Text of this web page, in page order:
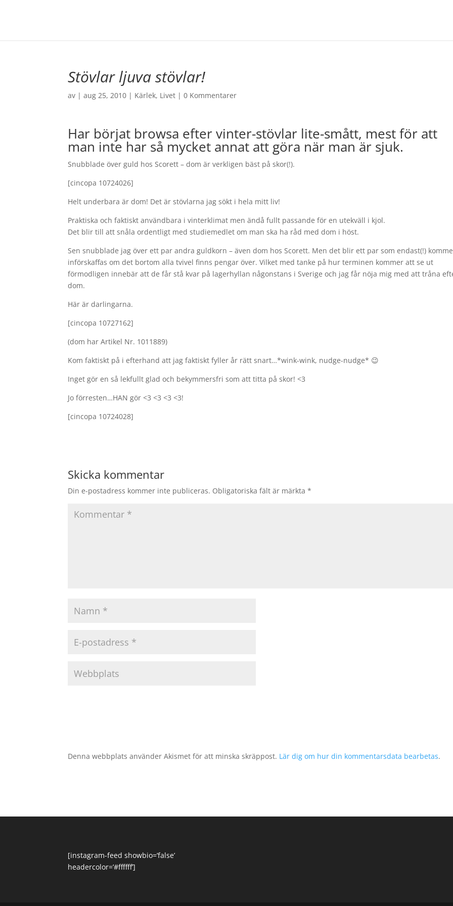
Stövlar ljuva stövlar!
av |aug 25, 2010 | Kärlek, Livet |0 Kommentarer
Har börjat browsa efter vinter-stövlar lite-smått, mest för att
man inte har så mycket annat att göra när man är sjuk.
Snubblade över guld hos Scorett – dom är verkligen bäst på skor(!).
[cincopa 10724026]
Helt underbara är dom! Det är stövlarna jag sökt i hela mitt liv!
Praktiska och faktiskt användbara i vinterklimat men ändå fullt passande för en utekväll i kjol.
Det blir till att snåla ordentligt med studiemedlet om man ska ha råd med dom i höst.
Sen snubblade jag över ett par andra guldkorn – även dom hos Scorett. Men det blir ett par som endast(!)
införskaffas om det bortom alla tvivel finns pengar över. Vilket med tanke på hur terminen kommer att se ut
förmodligen innebär att de får stå kvar på lagerhyllan någonstans i Sverige och jag får nöja mig med att tråna
dom.
Här är darlingarna.
[cincopa 10727162]
(dom har Artikel Nr. 1011889)
Kom faktiskt på i efterhand att jag faktiskt fyller år rätt snart…*wink-wink, nudge-nudge* 😉
Inget gör en så lekfullt glad och bekymmersfri som att titta på skor! <3
Jo förresten…HAN gör <3 <3 <3 <3!
[cincopa 10724028]
Skicka kommentar
Din e-postadress kommer inte publiceras. Obligatoriska fält är märkta*
Denna webbplats använder Akismet för att minska skräppost. Lär dig om hur din kommentarsdata bearbetas.
[instagram-feed showbio=’false’
headercolor=’#ffffff’]